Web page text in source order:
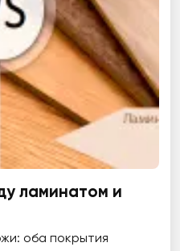
ламинатом и
оба покрытия